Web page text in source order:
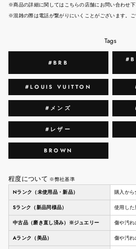
※商品の詳細に関してはこちらの店舗にお問い合わせ
※混雑の際は電話が繋がりにいくことがございます。ご
Tags
#BRB
#B
#LOUIS VUITTON
#メンズ
#レザー
BROWN
程度について ※弊社基準
Nランク（未使用品・新品）
購入から
Sランク（新品同様品） 使用した
中古品（磨き直し済み）※ジュエリー 傷や汚れ
Aランク（美品） 傷や汚れ